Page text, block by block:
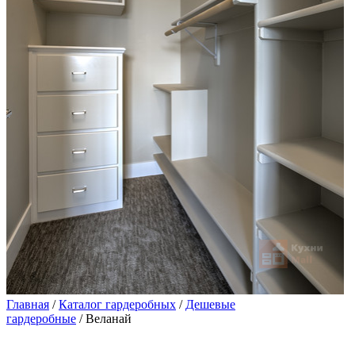
Главная /Каталог гардеробных / Дешевые
гардеробные / Веланай